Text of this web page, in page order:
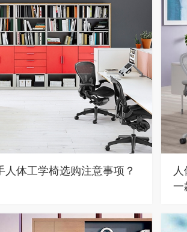
体工学椅选购注意事项？
一